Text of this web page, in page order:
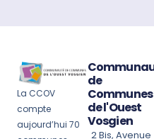
La CCOV
compte
aujourd’hui 70
de
Communes
de l'Ouest
Vosgien
2 Bis, Avenue